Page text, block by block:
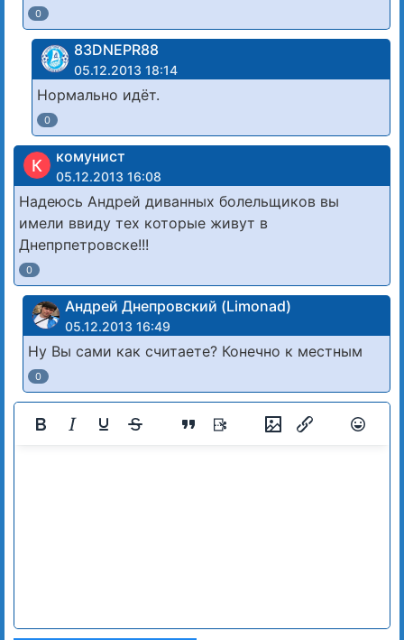
0
83DNЕРR88
05.12.2013 18:14
Нормально идёт.
0
К комунист
05.12.2013 16:08
Надеюсь Андрей диванных болельщиков вы
имели ввиду тех которые живут в
Днепрпетровске!!!
0
Андрей Днепровский (Limonad)
05.12.2013 16:49
Ну Вы сами как считаете? Конечно к местным
0